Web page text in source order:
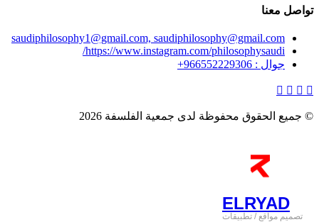
تواصل معنا
saudiphilosophy1@gmail.com, saudiphilosophy@gmail.com
https://www.instagram.com/philosophysaudi/
جوال : 966552229306+
© جميع الحقوق محفوظة لدى جمعية الفلسفة 2026
ELRYAD
تصميم مواقع / تطبيقات